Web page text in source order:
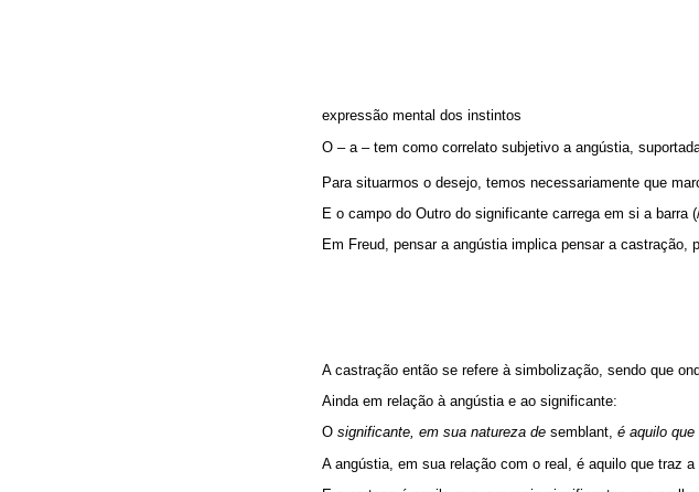
expressão mental dos instintos
O – a – tem como correlato subjetivo a angústia,
Para situarmos o desejo, temos necessariamente que
E o campo do Outro do significante carrega em si a barra
Em Freud, pensar a angústia implica pensar a
A castração então se refere à simbolização, sendo que
Ainda em relação à angústia e ao significante:
O significante, em sua natureza de semblant, é aquilo que
A angústia, em sua relação com o real, é aquilo que traz a